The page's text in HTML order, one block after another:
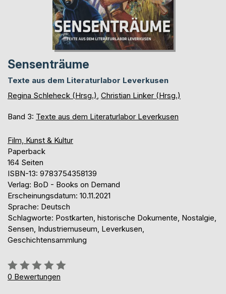
Sensenträume
Texte aus dem Literaturlabor Leverkusen
Regina Schleheck (Hrsg.) Christian Linker (Hrsg.)
Band 3: Texte aus dem Literaturlabor Leverkusen
Film, Kunst & Kultur
Paperback
164 Seiten
ISBN-13: 9783754358139
Verlag: BoD - Books on Demand
Erscheinungsdatum: 10.11.2021
Sprache: Deutsch
Schlagworte: Postkarten, historische Dokumente, Nostalgie,
Sensen, Industriemuseum, Leverkusen,
Geschichtensammlung
Bewertung::
0%
0 Bewertungen